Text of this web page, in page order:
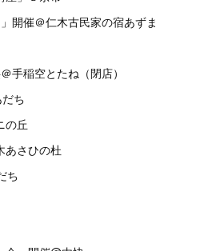
開催＠仁木古民家の宿あずま
稲空とたね（閉店）
だち
の丘
さひの杜
ち